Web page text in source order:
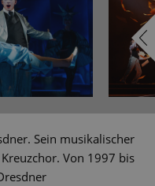
Sein musikalischer
Von 1997 bis